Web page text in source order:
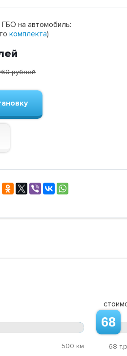
на автомобиль:
комплекта)
рублей
500 км
68
68